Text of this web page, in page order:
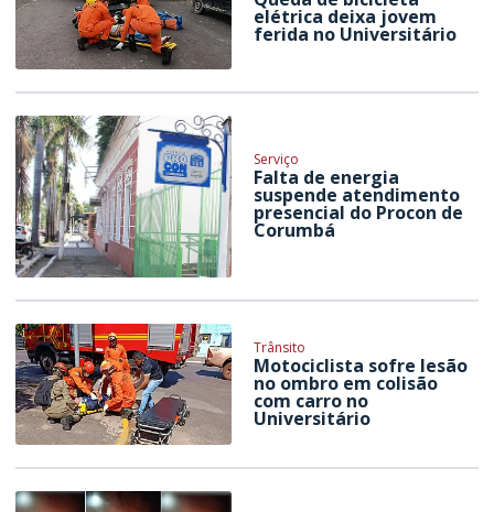
elétrica deixa jovem
ferida no Universitário
Serviço
Falta de energia
suspende atendimento
presencial do Procon de
Corumbá
Trânsito
Motociclista sofre lesão
no ombro em colisão
com carro no
Universitário